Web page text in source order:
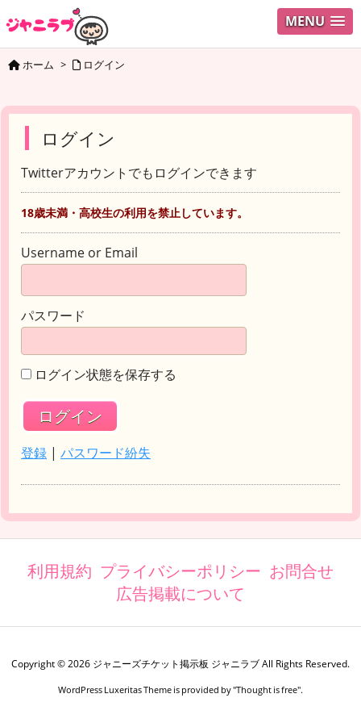
MENU
ホーム > ログイン
ログイン
Twitterアカウントでもログインできます
18歳未満・高校生の利用を禁止しています。
Username or Email
パスワード
ログイン状態を保存する
登録 | パスワード紛失
利用規約 プライバシーポリシー お問合せ
広告掲載について
Copyright ©2026 ジャニーズチケット掲示板 ジャニラブAll Rights Reserved.
WordPress Luxeritas Theme is provided by "Thought is free".